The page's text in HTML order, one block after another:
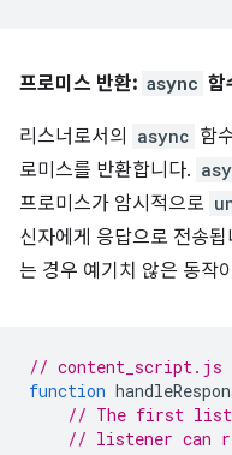
프로미스 반환: async 함
리스너로서의 async 함
로미스를 반환합니다.
프로미스가 암시적으로
신자에게 응답으로 전송
는 경우 예기치 않은 동작
// content_script.js
function
// The first
// listener can